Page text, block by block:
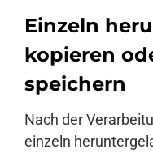
Einzeln
kopieren
speichern
Nach der
einzeln